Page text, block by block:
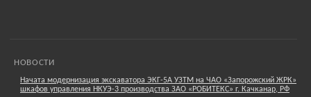
НОВОСТИ
Начата модернизация экскаватора ЭКГ-5А УЗТМ на ЧАО «Запорожский ЖРК»
шкафов управления НКУЭ-3 производства ЗАО «РОБИТЕКС» г. Качканар, РФ